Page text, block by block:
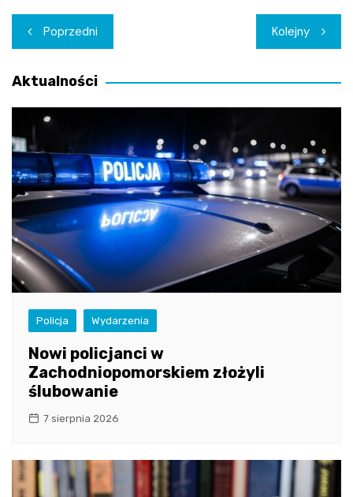
Nawigacja
wpisu
Poprzedni Kolejny
Aktualności
Policja Wydarzenia
Nowi policjanci w
Zachodniopomorskiem złożyli
ślubowanie
7 sierpnia 2026